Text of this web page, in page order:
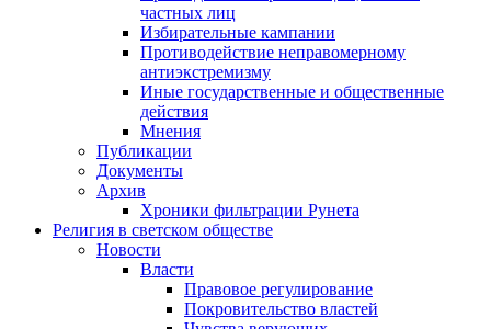
частных лиц
Избирательные кампании
Противодействие неправомерному
антиэкстремизму
Иные государственные и общественные
действия
Мнения
Публикации
Документы
Архив
Хроники фильтрации Рунета
Религия в светском обществе
Новости
Власти
Правовое регулирование
Покровительство властей